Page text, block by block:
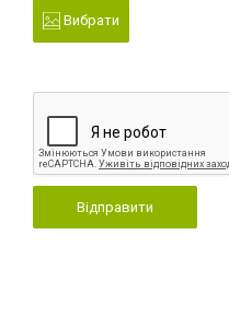
Вибрати
Відправити